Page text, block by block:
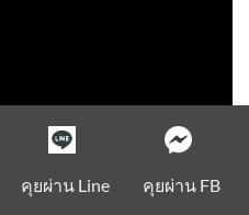
คุยผ่าน Line คุยผ่าน FB